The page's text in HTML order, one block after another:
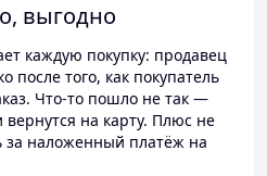
выгодно
каждую покупку: продавец
после того, как покупатель
Что-то пошло не так —
вернутся на карту. Плюс не
за наложенный платёж на